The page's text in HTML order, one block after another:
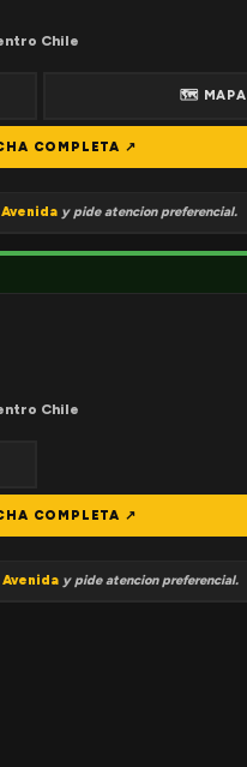
Chile
🗺 MAPA
COMPLETA ↗
y pide atencion preferencial.
Chile
COMPLETA ↗
Avenida y pide atencion preferencial.